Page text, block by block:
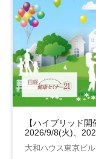
【ハイブリッド
2026/9/8(火)、
大和ハウス東京ビ